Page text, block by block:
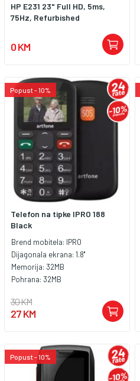
HP E231 23" Full HD, 5ms,
75Hz, Refurbished
0 KM
Popust - 10%
Telefon na tipke IPRO 188
Black
Brend mobitela: IPRO
Dijagonala ekrana: 1.8''
Memorija: 32MB
Pohrana: 32MB
30 KM
27 KM
Popust - 10%